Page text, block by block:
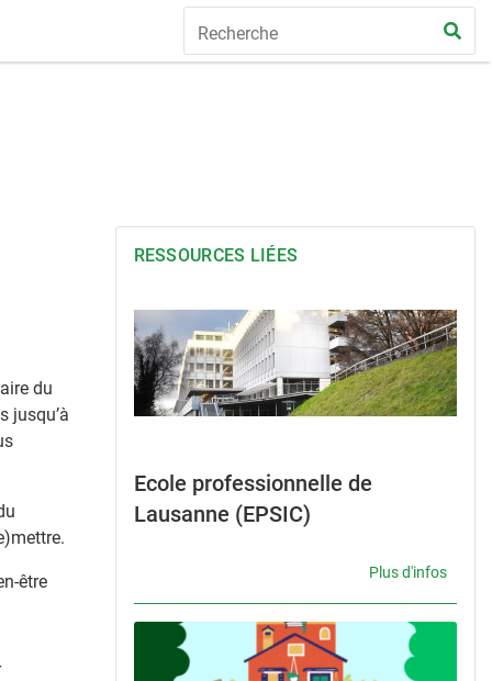
du
jusqu’à
être
RESSOURCES LIÉES
Ecole professionnelle de
Lausanne (EPSIC)
Plus d'infos